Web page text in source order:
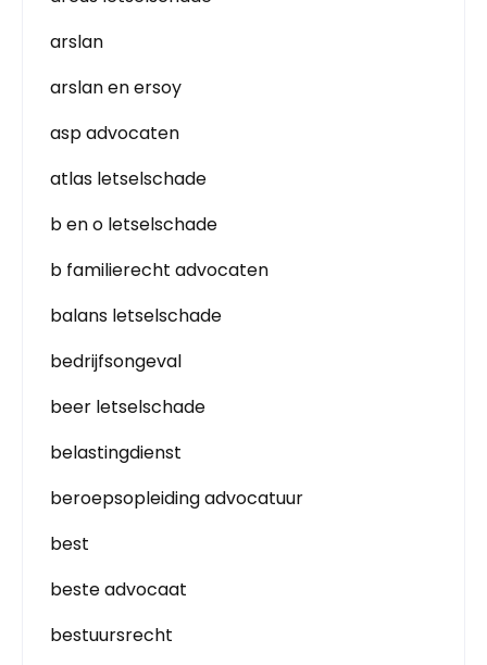
arslan
arslan en ersoy
asp advocaten
atlas letselschade
b en o letselschade
b familierecht advocaten
balans letselschade
bedrijfsongeval
beer letselschade
belastingdienst
beroepsopleiding advocatuur
best
beste advocaat
bestuursrecht